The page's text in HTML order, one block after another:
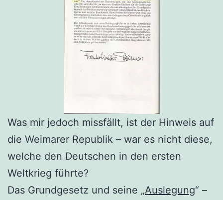
Was mir jedoch missfällt, ist der Hinweis auf
die Weimarer Republik – war es nicht diese,
welche den Deutschen in den ersten
Weltkrieg führte?
Das Grundgesetz und seine „Auslegung“ –